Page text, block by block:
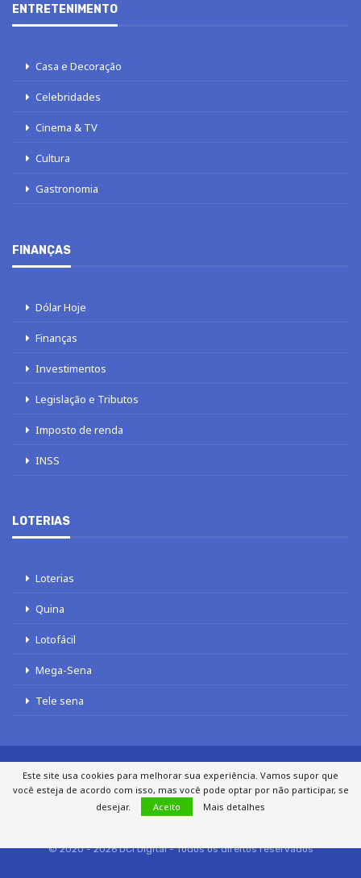
ENTRETENIMENTO
Casa e Decoração
Celebridades
Cinema & TV
Cultura
Gastronomia
FINANÇAS
Dólar Hoje
Finanças
Investimentos
Legislação e Tributos
Imposto de renda
INSS
LOTERIAS
Loterias
Quina
Lotofácil
Mega-Sena
Tele sena
SOBRE NÓS AUTORES
FALE COM O JORNAL DCI
POLÍTICA DE PRIVACIDADE
TERMOS DE USO
© 2020 - 2026 DCI Digital - Todos os direitos reservados
Este site usa cookies para melhorar sua experiência. Vamos supor que
você esteja de acordo com isso, mas você pode optar por não participar, se
desejar.
Aceito Mais detalhes